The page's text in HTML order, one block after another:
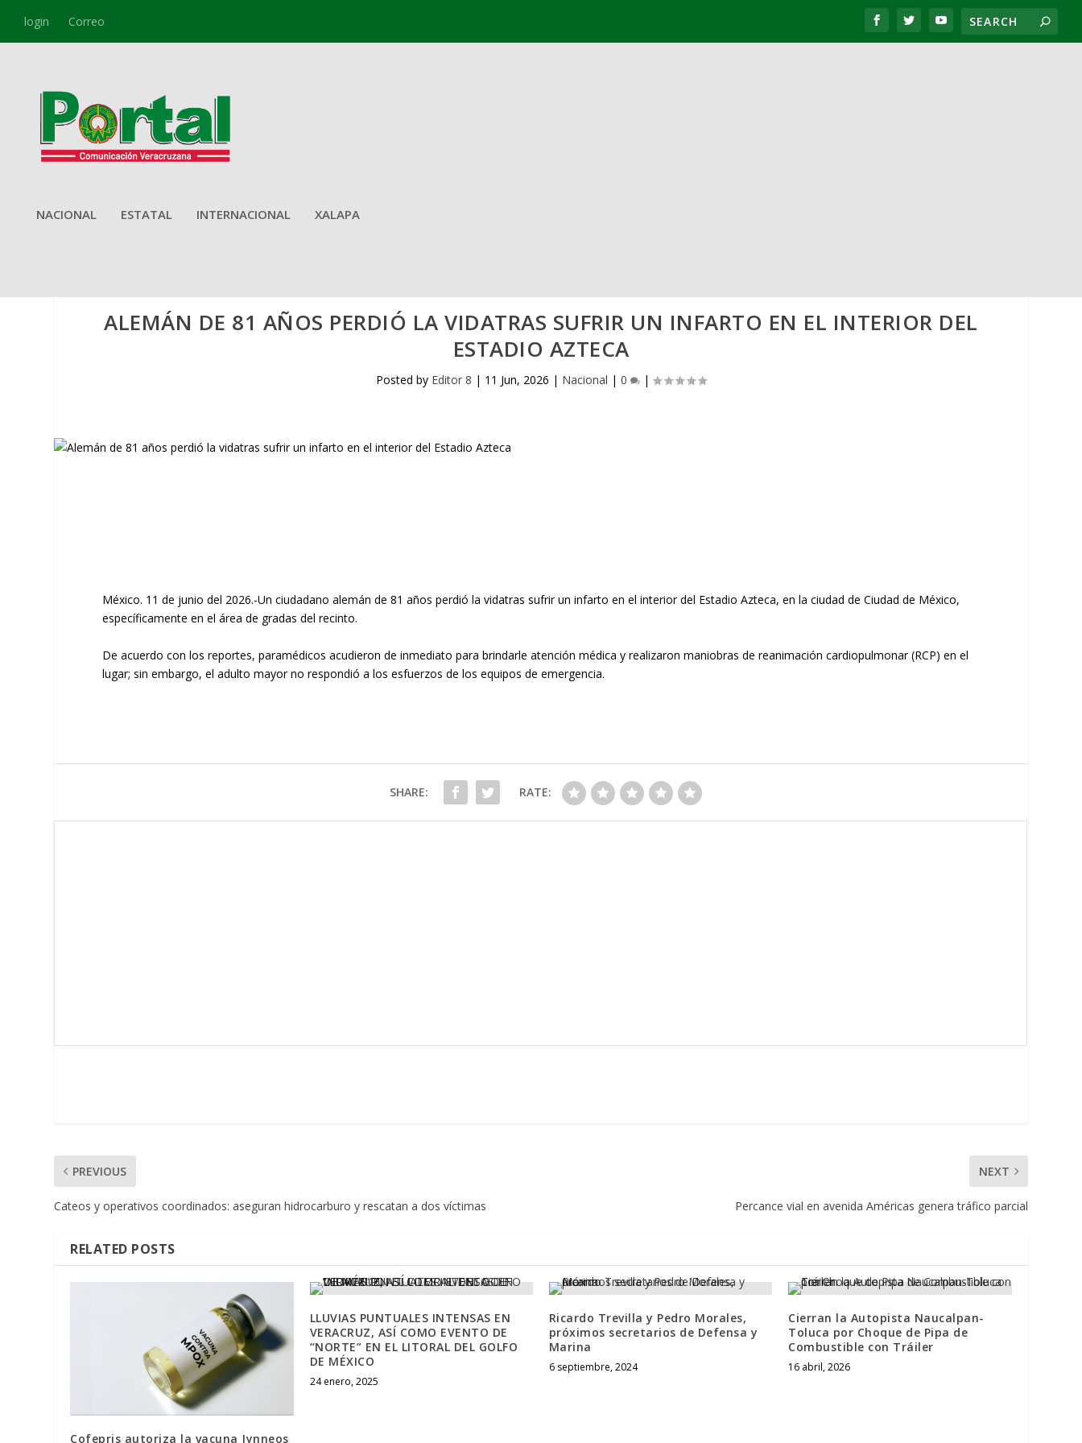
login Correo
NACIONAL ESTATAL INTERNACIONAL XALAPA
ALEMÁN DE 81 AÑOS PERDIÓ LA VIDATRAS SUFRIR UN INFARTO EN EL INTERIOR DEL
ESTADIO AZTECA
Posted by Editor 8 | 11 Jun, 2026 | Nacional | 0 |
México. 11 de junio del 2026.-Un ciudadano alemán de 81 años perdió la vidatras sufrir un infarto en el interior del Estadio Azteca, en la ciudad de Ciudad de México,
específicamente en el área de gradas del recinto.
De acuerdo con los reportes, paramédicos acudieron de inmediato para brindarle atención médica y realizaron maniobras de reanimación cardiopulmonar (RCP) en el
lugar; sin embargo, el adulto mayor no respondió a los esfuerzos de los equipos de emergencia.
SHARE: RATE:
PREVIOUS
Cateos y operativos coordinados: aseguran hidrocarburo y rescatan a dos víctimas
NEXT
Percance vial en avenida Américas genera tráfico parcial
RELATED POSTS
Cofepris autoriza la vacuna Jynneos
LLUVIAS PUNTUALES INTENSAS EN
VERACRUZ, ASÍ COMO EVENTO DE
“NORTE” EN EL LITORAL DEL GOLFO
DE MÉXICO
24 enero, 2025
Ricardo Trevilla y Pedro Morales,
próximos secretarios de Defensa y
Marina
6 septiembre, 2024
Cierran la Autopista Naucalpan-
Toluca por Choque de Pipa de
Combustible con Tráiler
16 abril, 2026